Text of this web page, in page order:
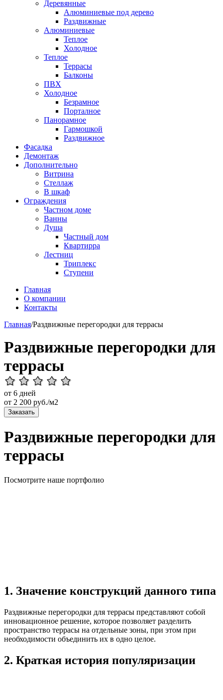
Деревянные
Алюминиевые под дерево
Раздвижные
Алюминиевые
Теплое
Холодное
Теплое
Террасы
Балконы
ПВХ
Холодное
Безрамное
Порталное
Панорамное
Гармошкой
Раздвижное
Фасадка
Демонтаж
Дополнительно
Витрина
Стеллаж
В шкаф
Ограждения
Частном доме
Ванны
Душа
Частный дом
Квартирра
Лестниц
Триплекс
Ступени
Главная
О компании
Контакты
Главная/Раздвижные перегородки для террасы
Раздвижные перегородки для
террасы
от 6 дней
от 2 200 руб./м2
Заказать
Раздвижные перегородки для
террасы
Посмотрите наше портфолио
1. Значение конструкций данного типа
Раздвижные перегородки для террасы представляют собой
инновационное решение, которое позволяет разделить
пространство террасы на отдельные зоны, при этом при
необходимости объединить их в одно целое.
2. Краткая история популяризации